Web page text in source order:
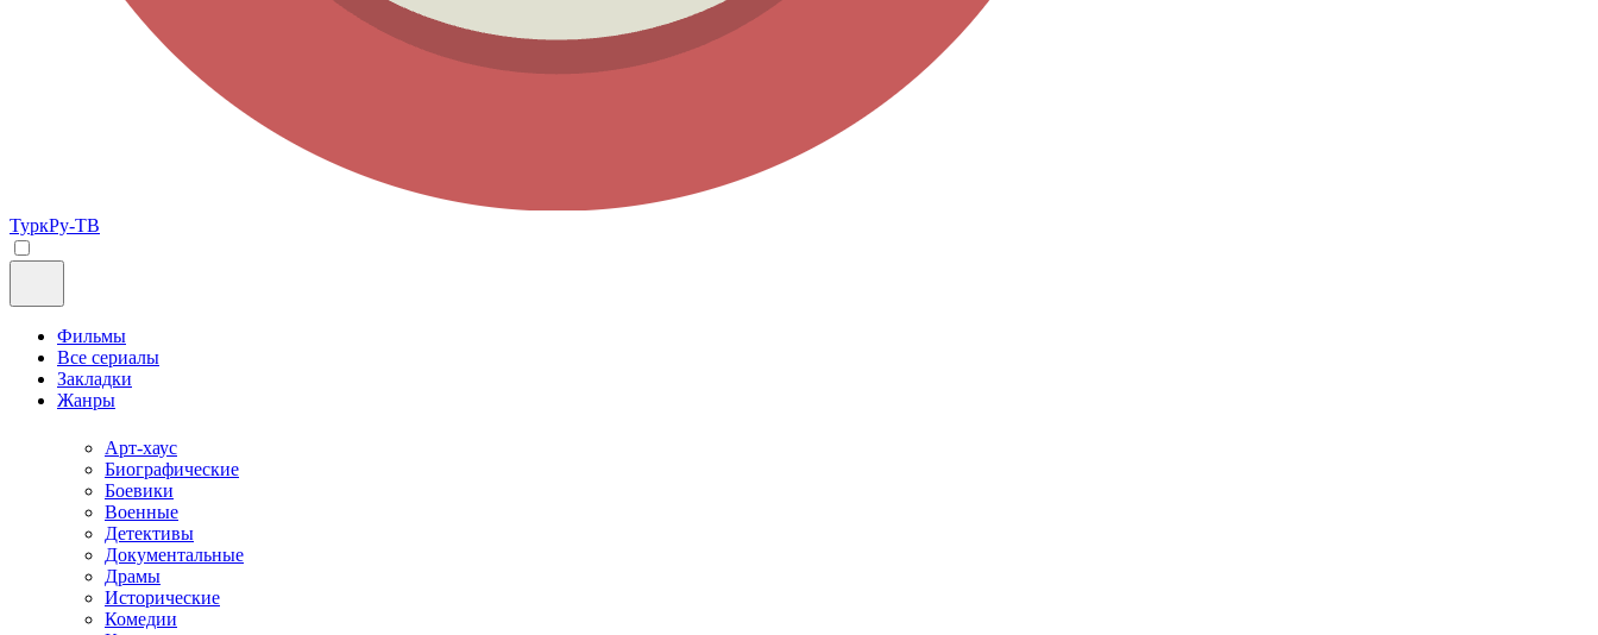
ТуркРу-ТВ
Фильмы
Все сериалы
Закладки
Жанры
Арт-хаус
Биографические
Боевики
Военные
Детективы
Документальные
Драмы
Исторические
Комедии